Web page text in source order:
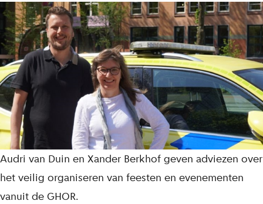
Audri van Duin en Xander Berkhof geven adviezen over
het veilig organiseren van feesten en evenementen
vanuit de GHOR.